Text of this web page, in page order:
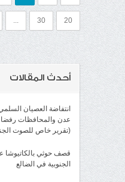
20
30
...
أحدث المقالات
انتفاضة العصيان
عدن والمحافظات رفضا
(تقرير خاص للصوت
قصف حوثي بالكاتيوشا
الجنوبية في الضالع